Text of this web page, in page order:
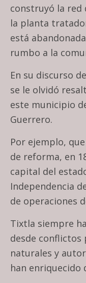
construyó la red
la planta
está
rumbo a la
En su discurso
se le olvidó
este municipio
Guerrero.
Por ejemplo,
de reforma, en
capital del
Independencia
de operaciones
Tixtla siempre
desde conflictos
naturales y
han enriquecido